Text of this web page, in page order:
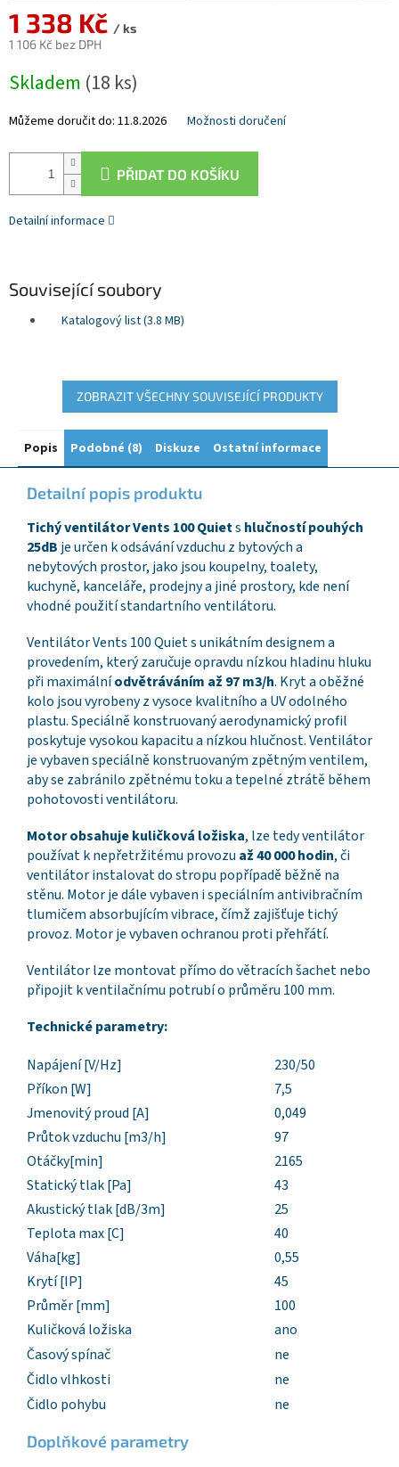
1 338 Kč / ks
1 106 Kč bez DPH
cena:
Skladem (18 ks)
Můžeme doručit do: 11.8.2026 Možnosti doručení
PŘIDAT DO KOŠÍKU
Detailní informace
Související soubory
Katalogový list (3.8 MB)
ZOBRAZIT VŠECHNY SOUVISEJÍCÍ PRODUKTY
Popis Podobné (8) Diskuze Ostatní informace
Detailní popis produktu
Tichý ventilátor Vents 100 Quiets hlučností pouhých
25dB je určen k odsávání vzduchu z bytových a
nebytových prostor, jako jsou koupelny, toalety,
kuchyně, kanceláře, prodejny a jiné prostory, kde není
vhodné použití standartního ventilátoru.
Ventilátor Vents 100 Quiet s unikátním designem a
provedením, který zaručuje opravdu nízkou hladinu hluku
při maximálníodvětráváním až 97 m3/h. Kryt a oběžné
kolo jsou vyrobeny z vysoce kvalitního a UV odolného
plastu. Speciálně konstruovaný aerodynamický profil
poskytuje vysokou kapacitu a nízkou hlučnost. Ventilátor
je vybaven speciálně konstruovaným zpětným ventilem,
aby se zabránilo zpětnému toku a tepelné ztrátě během
pohotovosti ventilátoru.
Motor obsahuje kuličková ložiska, lze tedy ventilátor
používat k nepřetržitému provozu až 40 000 hodin, či
ventilátor instalovat do stropu popřípadě běžně na
stěnu. Motor je dále vybaven i speciálním antivibračním
tlumičem absorbujícím vibrace, čímž zajišťuje tichý
provoz. Motor je vybaven ochranou proti přehřátí.
Ventilátor lze montovat přímo do větracích šachet nebo
připojit k ventilačnímu potrubí o průměru 100 mm.
Technické parametry:
Napájení [V/Hz]
230/50
Příkon [W]
7,5
Jmenovitý proud [A]
0,049
Průtok vzduchu [m3/h]
97
Otáčky[min]
2165
Statický tlak [Pa]
43
Akustický tlak [dB/3m]
25
Teplota max [C]
40
Váha[kg]
0,55
Krytí [IP]
45
Průměr [mm]
100
Kuličková ložiska
ano
Časový spínač
ne
Čidlo vlhkosti
ne
Čidlo pohybu
ne
Doplňkové parametry